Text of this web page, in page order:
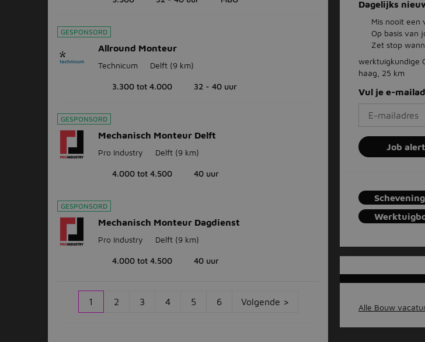
GESPONSORD
Allround Monteur
Technicum Delft (9 km)
3.300 tot 4.000 32 - 40 uur
GESPONSORD
Mechanisch Monteur Delft
Pro Industry Delft (9 km)
4.000 tot 4.500 40 uur
GESPONSORD
Mechanisch Monteur Dagdienst
Pro Industry Delft (9 km)
4.000 tot 4.500 40 uur
1 2 3 4 5 6 Volgende >
Dagelijks
Mis nooit een
Op basis van
Zet stop
werktuigkundige
haag, 25 km
Vul je e-
Job
Alle Bouw